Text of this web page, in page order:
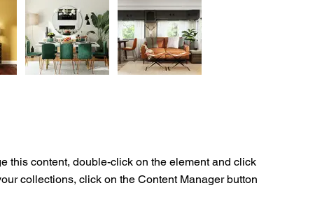
this content, double-click on the element and click
collections, click on the Content Manager button